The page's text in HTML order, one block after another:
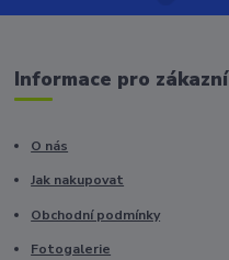
Informace pro
O nás
Jak nakupovat
Obchodní podmínky
Fotogalerie